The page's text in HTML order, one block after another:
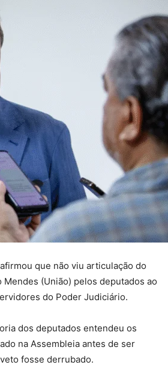
que não viu articulação do
(União) pelos deputados ao
do Poder Judiciário.
dos deputados entendeu os
na Assembleia antes de ser
fosse derrubado.